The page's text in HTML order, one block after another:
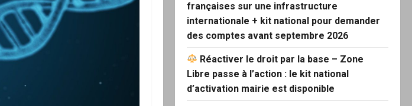
françaises sur une infrastructure
internationale + kit national pour demander
des comptes avant septembre 2026
Réactiver le droit par la base – Zone
Libre passe à l’action : le kit national
d’activation mairie est disponible